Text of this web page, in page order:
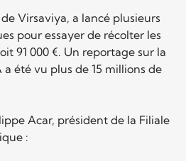
Virsaviya, a lancé plusieurs
pour essayer de récolter les
91 000 €. Un reportage sur la
été vu plus de 15 millions de
Acar, président de la Filiale
: